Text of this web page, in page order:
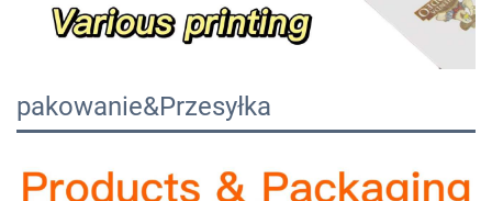
pakowanie&Przesyłka